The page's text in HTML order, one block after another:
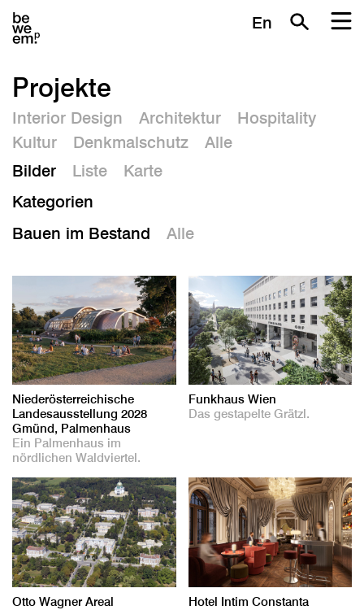
En
Projekte
Interior Design Architektur
Hospitality
Kultur
Denkmalschutz
Alle
Bilder
Liste
Karte
Kategorien
Bauen im Bestand
Alle
Niederösterreichische
Landesausstellung 2028
Gmünd, Palmenhaus
Ein Palmenhaus im
nördlichen Waldviertel.
Funkhaus Wien
Das gestapelte Grätzl.
Otto Wagner Areal Hotel Intim Constanta